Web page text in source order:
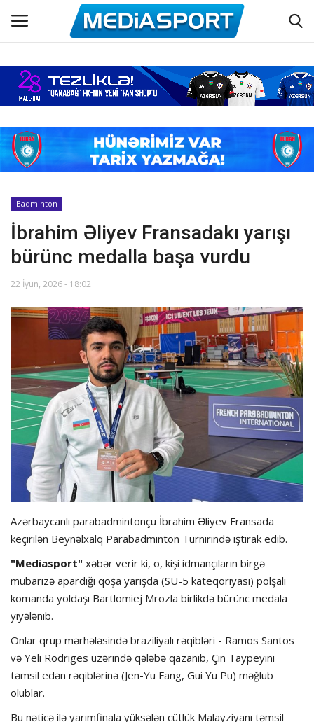
Əsas
Azərbaycan futbolu
Maraqlı
Əlaqə
Haqqımızda
Dünya futbolu
Olimpiada
Layihə
Formula 1
İdman növləri
Badminton
İbrahim Əliyev Fransadakı yarışı
bürünc medalla başa vurdu
22 İyun, 2026 - 18:02
Azərbaycanlı parabadmintonçu İbrahim Əliyev Fransada
keçirilən Beynəlxalq Parabadminton Turnirində iştirak edib.
"Mediasport" xəbər verir ki, o, kişi idmançıların birgə
mübarizə apardığı qoşa yarışda (SU-5 kateqoriyası) polşalı
komanda yoldaşı Bartlomiej Mrozla birlikdə bürünc medala
yiyələnib.
Onlar qrup mərhələsində braziliyalı rəqibləri - Ramos Santos
və Yeli Rodriges üzərində qələbə qazanıb, Çin Taypeyini
təmsil edən rəqiblərinə (Jen-Yu Fang, Gui Yu Pu) məğlub
olublar.
Bu nəticə ilə yarımfinala yüksələn cütlük Malayziyanı təmsil